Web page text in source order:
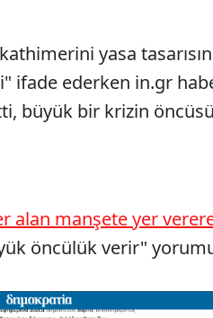
yasa
ifade ederken in.gr
büyük bir krizin
alan manşete yer
öncülük verir"